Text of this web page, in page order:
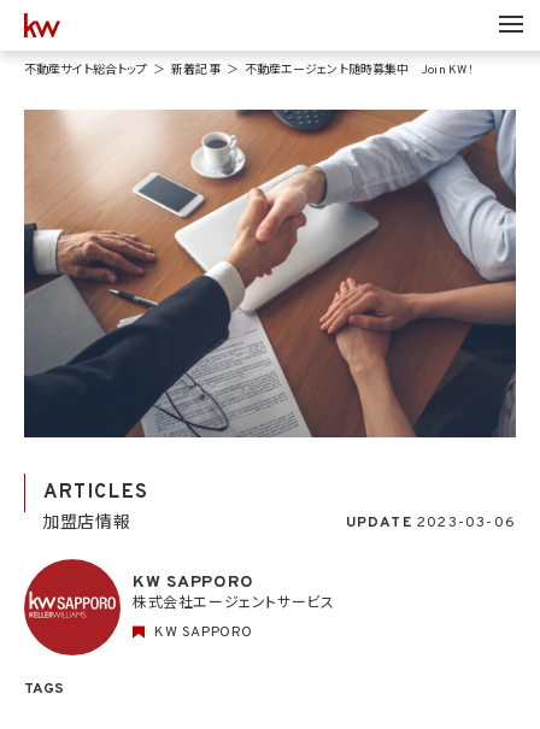
不動産サイト総合トップ 新着記事 不動産エージェント随時募集中 Join KW !
ARTICLES
加盟店情報 UPDATE 2023-03-06
TAGS
KW SAPPORO
株式会社エージェントサービス
KW SAPPORO